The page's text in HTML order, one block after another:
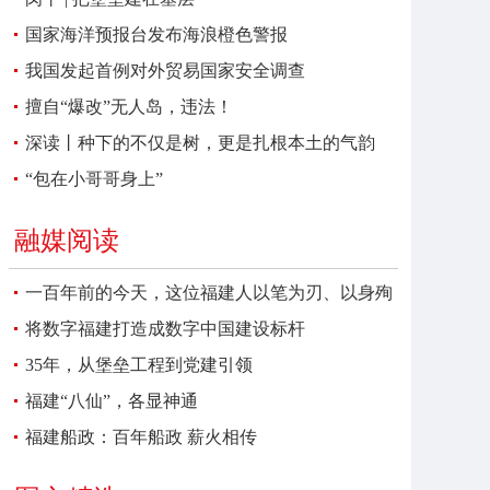
国家海洋预报台发布海浪橙色警报
我国发起首例对外贸易国家安全调查
擅自“爆改”无人岛，违法！
深读丨种下的不仅是树，更是扎根本土的气韵
“包在小哥哥身上”
融媒阅读
一百年前的今天，这位福建人以笔为刃、以身殉
报
将数字福建打造成数字中国建设标杆
35年，从堡垒工程到党建引领
福建“八仙”，各显神通
福建船政：百年船政 薪火相传